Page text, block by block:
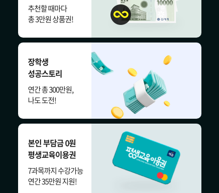
추천할 때마다
총 3만원 상품권!
장학생
성공스토리
연간 총 300만원,
나도 도전!
본인 부담금 0원
평생교육이용권
7과목까지 수강가능
연간 35만원 지원!